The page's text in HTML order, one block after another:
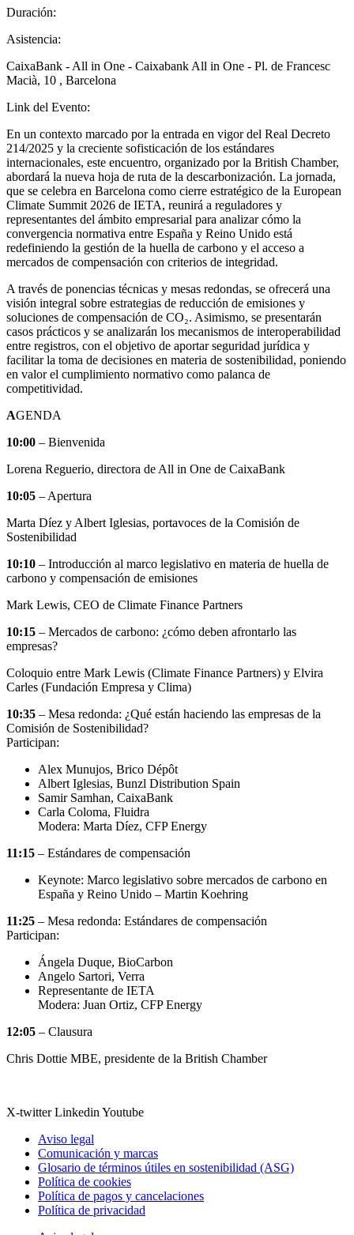
Duración:
Asistencia:
CaixaBank - All in One - Caixabank All in One - Pl. de Francesc
Macià, 10 , Barcelona
Link del Evento:
En un contexto marcado por la entrada en vigor del Real Decreto
214/2025 y la creciente sofisticación de los estándares
internacionales, este encuentro, organizado por la British Chamber,
abordará la nueva hoja de ruta de la descarbonización. La jornada,
que se celebra en Barcelona como cierre estratégico de la European
Climate Summit 2026 de IETA, reunirá a reguladores y
representantes del ámbito empresarial para analizar cómo la
convergencia normativa entre España y Reino Unido está
redefiniendo la gestión de la huella de carbono y el acceso a
mercados de compensación con criterios de integridad.
A través de ponencias técnicas y mesas redondas, se ofrecerá una
visión integral sobre estrategias de reducción de emisiones y
soluciones de compensación de CO₂. Asimismo, se presentarán
casos prácticos y se analizarán los mecanismos de interoperabilidad
entre registros, con el objetivo de aportar seguridad jurídica y
facilitar la toma de decisiones en materia de sostenibilidad, poniendo
en valor el cumplimiento normativo como palanca de
competitividad.
AGENDA
10:00 – Bienvenida
Lorena Reguerio, directora de All in One de CaixaBank
10:05 – Apertura
Marta Díez y Albert Iglesias, portavoces de la Comisión de
Sostenibilidad
10:10 – Introducción al marco legislativo en materia de huella de
carbono y compensación de emisiones
Mark Lewis, CEO de Climate Finance Partners
10:15 – Mercados de carbono: ¿cómo deben afrontarlo las
empresas?
Coloquio entre Mark Lewis (Climate Finance Partners) y Elvira
Carles (Fundación Empresa y Clima)
10:35 – Mesa redonda: ¿Qué están haciendo las empresas de la
Comisión de Sostenibilidad?
Participan:
Alex Munujos, Brico Dépôt
Albert Iglesias, Bunzl Distribution Spain
Samir Samhan, CaixaBank
Carla Coloma, Fluidra
Modera: Marta Díez, CFP Energy
11:15 – Estándares de compensación
Keynote: Marco legislativo sobre mercados de carbono en
España y Reino Unido – Martin Koehring
11:25 – Mesa redonda: Estándares de compensación
Participan:
Ángela Duque, BioCarbon
Angelo Sartori, Verra
Representante de IETA
Modera: Juan Ortiz, CFP Energy
12:05 – Clausura
Chris Dottie MBE, presidente de la British Chamber
X-twitter Linkedin Youtube
Aviso legal
Comunicación y marcas
Glosario de términos útiles en sostenibilidad (ASG)
Política de cookies
Política de pagos y cancelaciones
Política de privacidad